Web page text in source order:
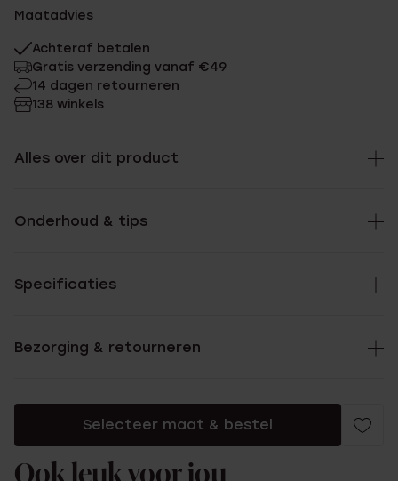
Maatadvies
Achteraf betalen
Gratis verzending vanaf €49
14 dagen retourneren
138 winkels
Alles over dit product
Onderhoud & tips
Specificaties
Bezorging & retourneren
Selecteer maat & bestel